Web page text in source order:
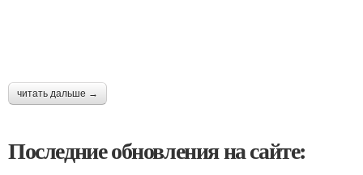
читать дальше →
Последние обновления на сайте: